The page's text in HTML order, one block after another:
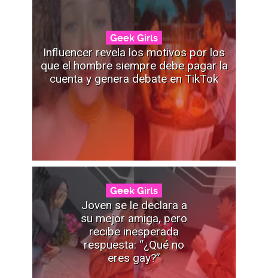
Geek Girls
Influencer revela los motivos por los
que el hombre siempre debe pagar la
cuenta y genera debate en TikTok
Geek Girls
Joven se le declara a
su mejor amiga, pero
recibe inesperada
respuesta: “¿Qué no
eres gay?”